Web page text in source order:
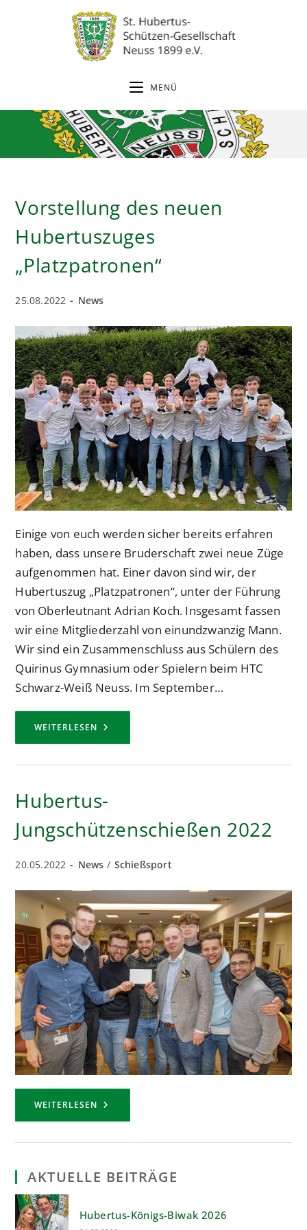
MENÜ
Vorstellung des neuen
Hubertuszuges
„Platzpatronen“
Beitrag
25.08.2022
Beitrags-
News
Einige von euch werden sicher bereits erfahren
haben, dass unsere Bruderschaft zwei neue Züge
aufgenommen hat. Einer davon sind wir, der
Hubertuszug „Platzpatronen“, unter der Führung
von Oberleutnant Adrian Koch. Insgesamt fassen
wir eine Mitgliederzahl von einundzwanzig Mann.
Wir sind ein Zusammenschluss aus Schülern des
Quirinus Gymnasium oder Spielern beim HTC
Schwarz-Weiß Neuss. Im September…
WEITERLESEN VORSTELLUNG
NEUEN
„PLATZPATRONEN“
Hubertus-
Jungschützenschießen 2022
Beitrag
20.05.2022
Beitrags-
News / Schießsport
WEITERLESEN HUBERTUS-
022
AKTUELLE BEITRÄGE
Hubertus-Königs-Biwak 2026